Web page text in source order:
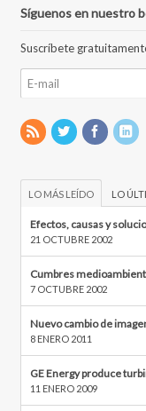
Síguenos en nuestro
Suscríbete
LO MÁS LEÍDO LO
Efectos, causas y
21 OCTUBRE 2002
Cumbres
7 OCTUBRE 2002
Nuevo cambio de
8 ENERO 2011
GE Energy produce
11 ENERO 2009